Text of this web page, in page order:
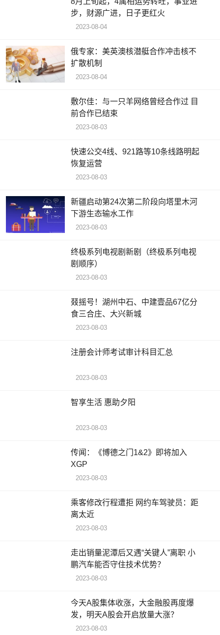
步，财源广进，日子更红火
2023-08-04
俄专家：美英澳核潜艇合作冲击核不
扩散机制
2023-08-04
敷尔佳：与一只羊网络曾经合作过 目
前合作已结束
2023-08-03
快速公交4线、921路等10条线路明起
恢复运营
2023-08-03
新疆启动第24次第二阶段向塔里木河
下游生态输水工作
2023-08-03
终极系列电视剧新剧（终极系列电视
剧顺序）
2023-08-03
叕摇号！湖州中石、中建壹品67亿分
食三合庄、大兴新城
2023-08-03
注册会计师考试审计科目汇总
2023-08-03
智享生活 惠助夕阳
2023-08-03
传闻：《博德之门1&2》即将加入
XGP
2023-08-03
乘客修改行程遭拒 网约车驾驶员：距
离太近
2023-08-03
走出销量泥潭后又遇“关键人”离职 小
鹏汽车能否守住技术优势？
2023-08-03
今天A股集体收涨，大金融股再度爆
发，明天A股会开启放量大涨？
2023-08-03